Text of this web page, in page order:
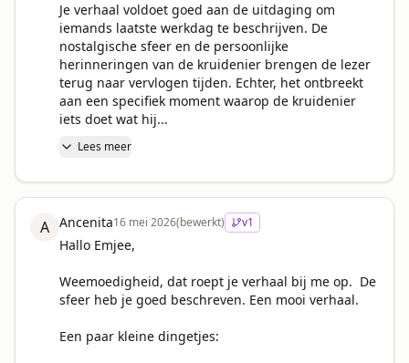
Je verhaal voldoet goed aan de uitdaging om
iemands laatste werkdag te beschrijven. De
nostalgische sfeer en de persoonlijke
herinneringen van de kruidenier brengen de lezer
terug naar vervlogen tijden. Echter, het ontbreekt
aan een specifiek moment waarop de kruidenier
iets doet wat hij...
Lees meer
A Ancenita16 mei 2026(bewerkt) v1
Hallo Emjee,
Weemoedigheid, dat roept je verhaal bij me op.  De
sfeer heb je goed beschreven. Een mooi verhaal.
Een paar kleine dingetjes: